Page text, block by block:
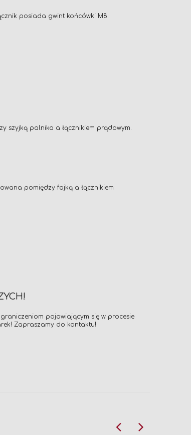
posiada gwint końcówki M8.
szyjką palnika a łącznikiem prądowym.
pomiędzy fajką a łącznikiem
pojawiającym się w procesie
Zapraszamy do kontaktu!